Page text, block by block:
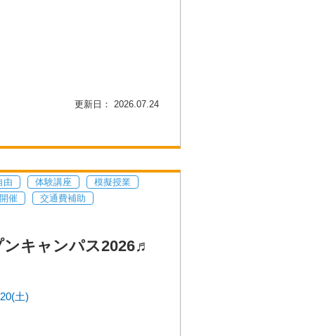
更新日： 2026.07.24
由 体験講座
模擬授業
催
交通費補助
キャンパス2026♬
土)